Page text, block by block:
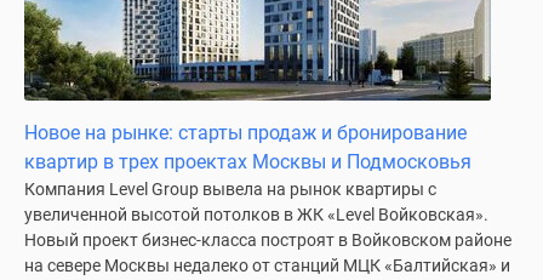
Новое на рынке: старты продаж и бронирование
квартир в трех проектах Москвы и Подмосковья
Компания Level Group вывела на рынок квартиры с
увеличенной высотой потолков в ЖК «Level Войковская».
Новый проект бизнес-класса построят в Войковском районе
на севере Москвы недалеко от станций МЦК «Балтийская» и